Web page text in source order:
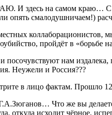
здесь на самом краю… С
опять смалодушничаем!)
местных
пройдёт в
посочувствуют нам
Неужели и Россия???
в лицо фактам.
Что же вы
откуда исходит чёрное,